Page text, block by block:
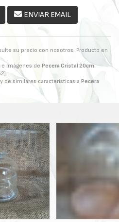
su precio con nosotros. Producto en
imágenes de Pecera Cristal 20cm
de similares características a Pecera
ENVIAR EMAIL